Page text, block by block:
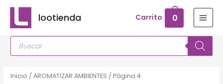
contenido
lootienda Carrito 0
Búsqueda
Inicio /AROMATIZAR AMBIENTES / Página 4